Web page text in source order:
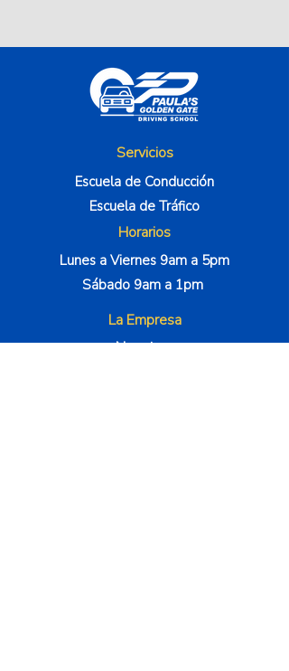
Servicios
Escuela de Conducción
Escuela de Tráfico
Horarios
Lunes a Viernes 9am a 5pm
Sábado 9am a 1pm
La Empresa
Nosotros